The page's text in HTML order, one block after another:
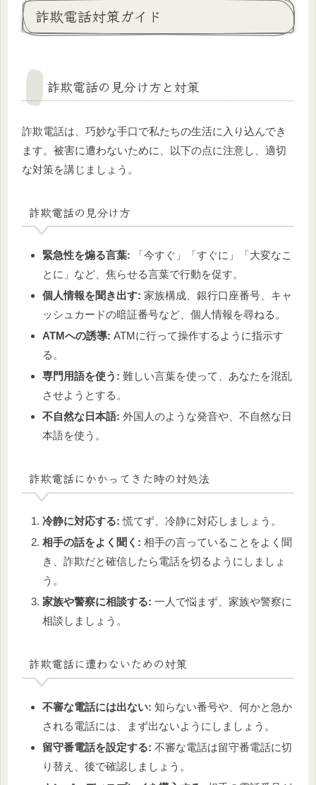
詐欺電話対策ガイド
詐欺電話の見分け方と対策
詐欺電話は、巧妙な手口で私たちの生活に入り込んでき
ます。被害に遭わないために、以下の点に注意し、適切
な対策を講じましょう。
詐欺電話の見分け方
緊急性を煽る言葉: 「今すぐ」「すぐに」「大変なこ
とに」など、焦らせる言葉で行動を促す。
個人情報を聞き出す: 家族構成、銀行口座番号、キャ
ッシュカードの暗証番号など、個人情報を尋ねる。
ATMへの誘導: ATMに行って操作するように指示す
る。
専門用語を使う: 難しい言葉を使って、あなたを混乱
させようとする。
不自然な日本語: 外国人のような発音や、不自然な日
本語を使う。
詐欺電話にかかってきた時の対処法
冷静に対応する: 慌てず、冷静に対応しましょう。
相手の話をよく聞く: 相手の言っていることをよく聞
き、詐欺だと確信したら電話を切るようにしましょ
う。
家族や警察に相談する: 一人で悩まず、家族や警察に
相談しましょう。
詐欺電話に遭わないための対策
不審な電話には出ない: 知らない番号や、何かと急か
される電話には、まず出ないようにしましょう。
留守番電話を設定する: 不審な電話は留守番電話に切
り替え、後で確認しましょう。